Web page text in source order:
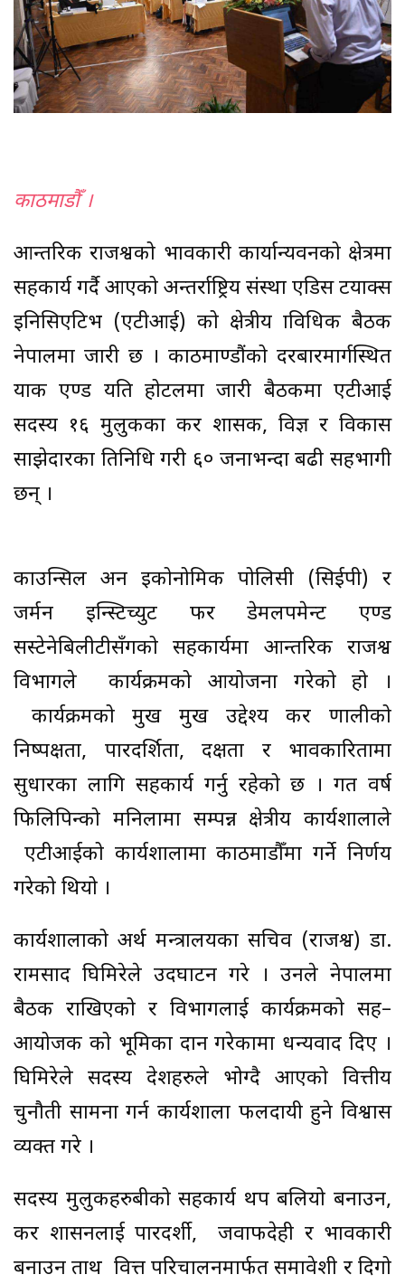
काठमाडौँ ।
आन्तरिक राजश्वको प्रभावकारी कार्यान्यवनको क्षेत्रमा
सहकार्य गर्दै आएको अन्तर्राष्ट्रिय संस्था एडिस टयाक्स
इनिसिएटिभ (एटीआई) को क्षेत्रीय प्राविधिक बैठक
नेपालमा जारी छ । काठमाण्डौंको दरबारमार्गस्थित
याक एण्ड यति होटलमा जारी बैठकमा एटीआई
सदस्य १६ मुलुकका कर प्रशासक, विज्ञ र विकास
साझेदारका प्रतिनिधि गरी ६० जनाभन्दा बढी सहभागी
छन् ।
काउन्सिल अन इकोनोमिक पोलिसी (सिईपी) र
जर्मन इन्स्टिच्युट फर डेमलपमेन्ट एण्ड
सस्टेनेबिलीटीसँगको सहकार्यमा आन्तरिक राजश्व
विभागले कार्यक्रमको आयोजना गरेको हो ।
कार्यक्रमको प्रमुख प्रमुख उद्देश्य कर प्रणालीको
निष्पक्षता, पारदर्शिता, दक्षता र प्रभावकारितामा
सुधारका लागि सहकार्य गर्नु रहेको छ । गत वर्ष
फिलिपिन्को मनिलामा सम्पन्न क्षेत्रीय कार्यशालाले
एटीआईको कार्यशालामा काठमाडौँमा गर्ने निर्णय
गरेको थियो ।
कार्यशालाको अर्थ मन्त्रालयका सचिव (राजश्व) डा.
रामप्रसाद घिमिरेले उदघाटन गरे । उनले नेपालमा
बैठक राखिएको र विभागलाई कार्यक्रमको सह–
आयोजक को भूमिका प्रदान गरेकामा धन्यवाद दिए ।
घिमिरेले सदस्य देशहरुले भोग्दै आएको वित्तीय
चुनौती सामना गर्न कार्यशाला फलदायी हुने विश्वास
व्यक्त गरे ।
सदस्य मुलुकहरुबीको सहकार्य थप बलियो बनाउन,
कर प्रशासनलाई पारदर्शी, जवाफदेही र प्रभावकारी
बनाउन ताथ वित्त परिचालनमार्फत समावेशी र दिगो